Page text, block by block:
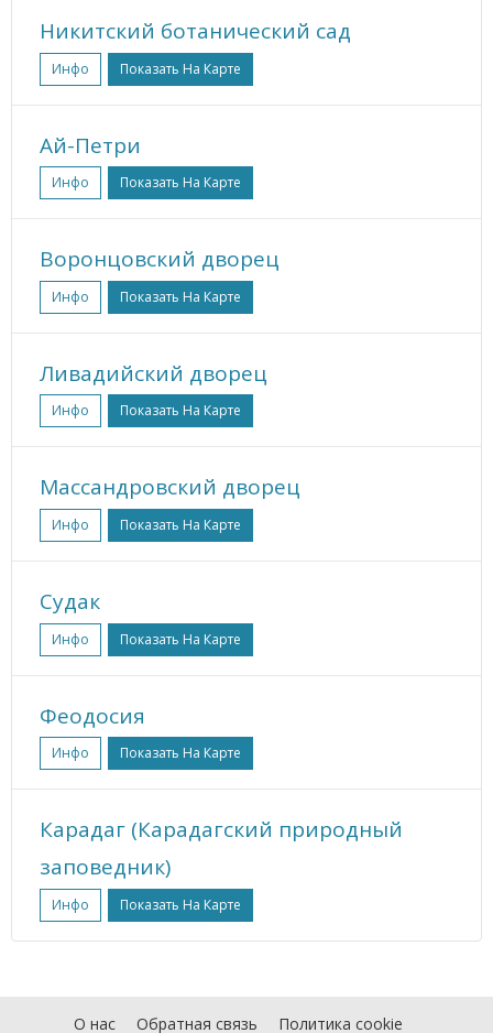
Никитский ботанический сад
Инфо Показать На Карте
Ай-Петри
Инфо Показать На Карте
Воронцовский дворец
Инфо Показать На Карте
Ливадийский дворец
Инфо Показать На Карте
Массандровский дворец
Инфо Показать На Карте
Судак
Инфо Показать На Карте
Феодосия
Инфо Показать На Карте
Карадаг (Карадагский природный
заповедник)
Инфо Показать На Карте
О нас Обратная связь Политика cookie